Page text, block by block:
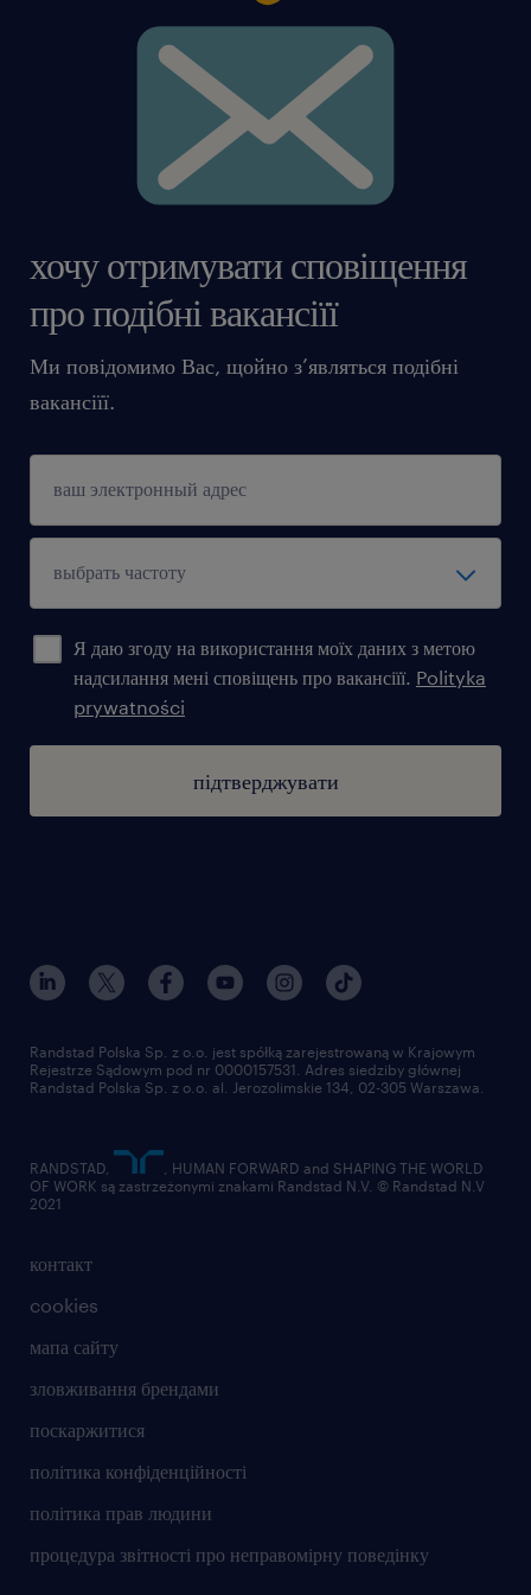
хочу отримувати сповіщення
про подібні вакансіїї
Ми повідомимо Вас, щойно з’являться подібні
вакансіїї.
Я даю згоду на використання моїх даних з метою
надсилання мені сповіщень про вакансіїї. Polityka
prywatności
підтверджувати
контакт
cookies
мапа сайту
зловживання брендами
поскаржитися
політика конфіденційності
політика прав людини
процедура звітності про неправомірну поведінку
Randstad Polska Sp. z o.o. jest spółką zarejestrowaną w Krajowym
Rejestrze Sądowym pod nr 0000157531. Adres siedziby głównej
Randstad Polska Sp. z o.o. al. Jerozolimskie 134, 02-305 Warszawa.
RANDSTAD,
, HUMAN FORWARD and SHAPING THE WORLD
OF WORK są zastrzeżonymi znakami Randstad N.V. © Randstad N.V
2021